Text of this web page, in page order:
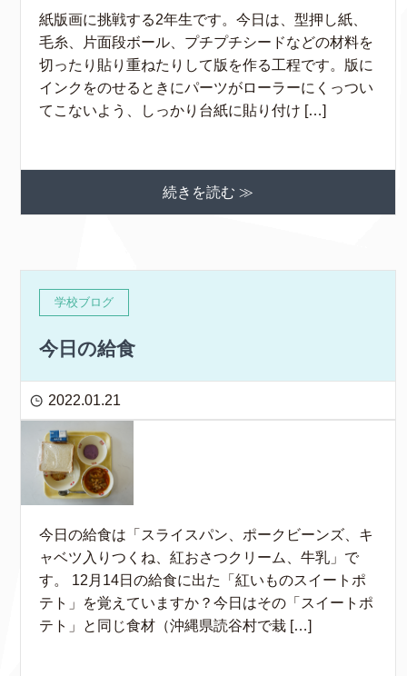
紙版画に挑戦する2年生です。今日は、型押し紙、
毛糸、片面段ボール、プチプチシードなどの材料を
切ったり貼り重ねたりして版を作る工程です。版に
インクをのせるときにパーツがローラーにくっつい
てこないよう、しっかり台紙に貼り付け […]
続きを読む ≫
学校ブログ
今日の給食
2022.01.21
今日の給食は「スライスパン、ポークビーンズ、キ
ャベツ入りつくね、紅おさつクリーム、牛乳」で
す。 12月14日の給食に出た「紅いものスイートポ
テト」を覚えていますか？今日はその「スイートポ
テト」と同じ食材（沖縄県読谷村で栽 […]